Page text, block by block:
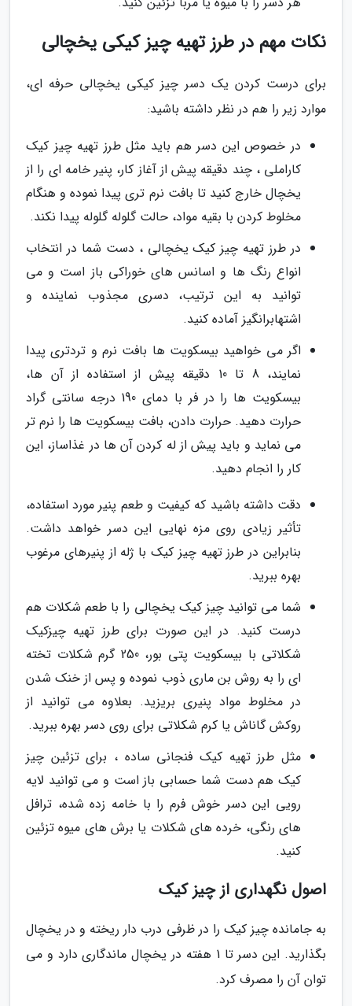
نکات مهم در طرز تهیه چیز کیکی یخچالی
برای درست کردن یک دسر چیز کیکی یخچالی حرفه ای،
موارد زیر را هم در نظر داشته باشید:
در خصوص این دسر هم باید مثل طرز تهیه چیز کیک
کاراملی ، چند دقیقه پیش از آغاز کار، پنیر خامه ای را از
یخچال خارج کنید تا بافت نرم تری پیدا نموده و هنگام
مخلوط کردن با بقیه مواد، حالت گلوله گلوله پیدا نکند.
در طرز تهیه چیز کیک یخچالی ، دست شما در انتخاب
انواع رنگ ها و اسانس های خوراکی باز است و می
توانید به این ترتیب، دسری مجذوب نماینده و
اشتهابرانگیز آماده کنید.
اگر می خواهید بیسکویت ها بافت نرم و تردتری پیدا
نمایند، 8 تا 10 دقیقه پیش از استفاده از آن ها،
بیسکویت ها را در فر با دمای 190 درجه سانتی گراد
حرارت دهید. حرارت دادن، بافت بیسکویت ها را نرم تر
می نماید و باید پیش از له کردن آن ها در غذاساز، این
کار را انجام دهید.
دقت داشته باشید که کیفیت و طعم پنیر مورد استفاده،
تأثیر زیادی روی مزه نهایی این دسر خواهد داشت.
بنابراین در طرز تهیه چیز کیک با ژله از پنیرهای مرغوب
بهره ببرید.
شما می توانید چیز کیک یخچالی را با طعم شکلات هم
درست کنید. در این صورت برای طرز تهیه چیزکیک
شکلاتی با بیسکویت پتی بور، 250 گرم شکلات تخته
ای را به روش بن ماری ذوب نموده و پس از خنک شدن
در مخلوط مواد پنیری بریزید. بعلاوه می توانید از
روکش گاناش یا کرم شکلاتی برای روی دسر بهره ببرید.
مثل طرز تهیه کیک فنجانی ساده ، برای تزئین چیز
کیک هم دست شما حسابی باز است و می توانید لایه
رویی این دسر خوش فرم را با خامه زده شده، ترافل
های رنگی، خرده های شکلات یا برش های میوه تزئین
کنید.
اصول نگهداری از چیز کیک
به جامانده چیز کیک را در ظرفی درب دار ریخته و در یخچال
بگذارید. این دسر تا 1 هفته در یخچال ماندگاری دارد و می
توان آن را مصرف کرد.